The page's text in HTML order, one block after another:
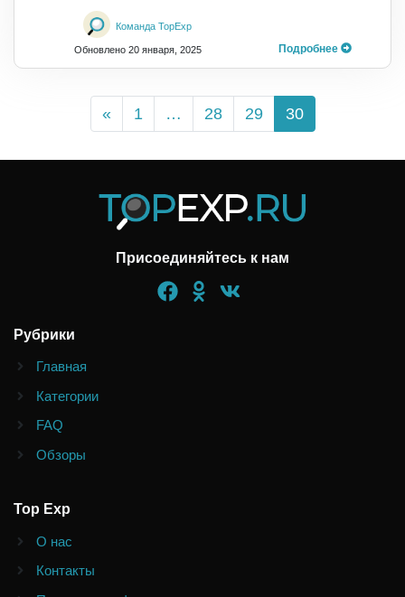
Команда TopExp
Обновлено 20 января, 2025 Подробнее
« 1 … 28 29 30
Присоединяйтесь к нам
Рубрики
Главная
Категории
FAQ
Обзоры
Top Exp
О нас
Контакты